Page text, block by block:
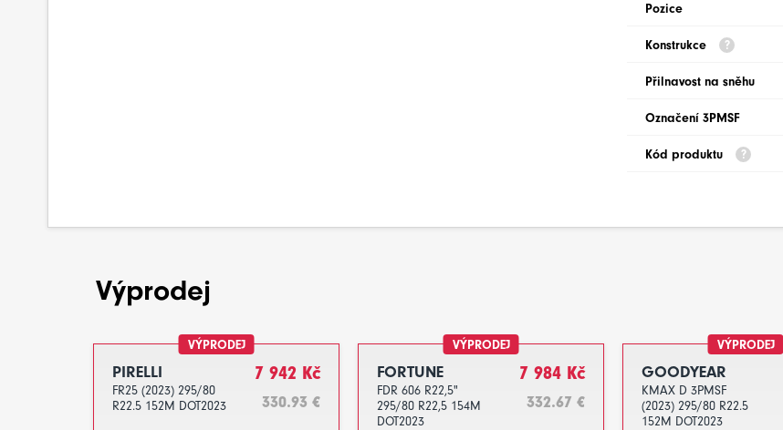
Pozice
Konstrukce
Přilnavost na sněhu
Označení 3PMSF
Kód produktu
Výprodej
VÝPRODEJ
PIRELLI
FR25 (2023) 295/80
R22.5 152M DOT2023
7 942 Kč
330.93 €
VÝPRODEJ
FORTUNE
FDR 606 R22,5"
295/80 R22,5 154M
DOT2023
7 984 Kč
332.67 €
VÝPRODEJ
GOODYEAR
KMAX D 3PMSF
(2023) 295/80 R22.5
152M DOT2023